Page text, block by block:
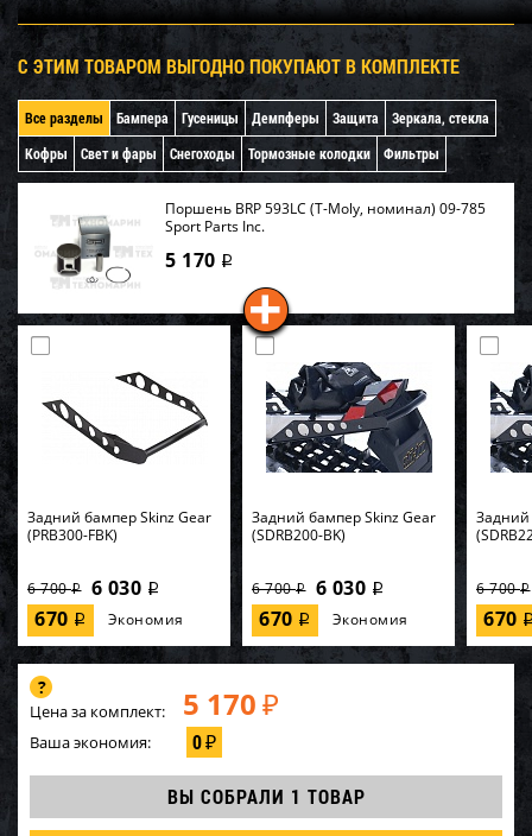
С ЭТИМ ТОВАРОМ ВЫГОДНО ПОКУПАЮТ В КОМПЛЕКТЕ
Все разделы Бампера Гусеницы Демпферы Защита
Зеркала, стекла
Кофры
Свет и фары Снегоходы Тормозные колодки Фильтры
Поршень BRP 593LC (T-Moly, номинал) 09-785
Sport Parts Inc.
5 170 i
Задний бампер Skinz Gear
(PRB300-FBK)
6 700i 6 030 i
670 i Экономия
Задний бампер Skinz Gear
(SDRB200-BK)
6 700i 6 030 i
670 i Экономия
Задний
6 700i
670
Цена за комплект: 5 170 ₽
Ваша экономия: 0₽
ВЫ СОБРАЛИ 1 ТОВАР